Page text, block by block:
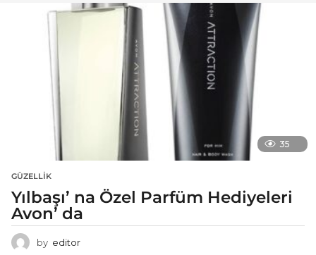
35
GÜZELLIK
Yılbaşı’ na Özel Parfüm Hediyeleri
Avon’ da
by editor